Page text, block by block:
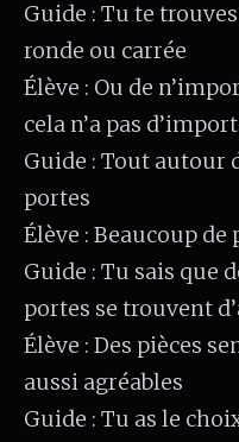
Guide : Tu te
ronde ou carrée
Élève : Ou de
cela n’a pas
Guide : Tout autour
portes
Élève : Beaucoup de
Guide : Tu sais que
portes se trouvent
Élève : Des pièces
aussi agréables
Guide : Tu as le